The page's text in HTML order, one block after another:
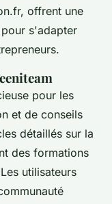
offrent une
s'adapter
pour les
et de conseils
détaillés sur la
des formations
utilisateurs